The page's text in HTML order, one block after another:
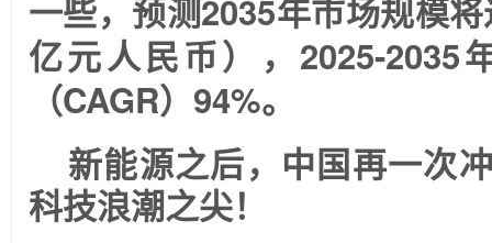
一些，预测2035年市场规模
亿元人民币），2025-2035
（CAGR）94%。
新能源之后，中国再一次
科技浪潮之尖！